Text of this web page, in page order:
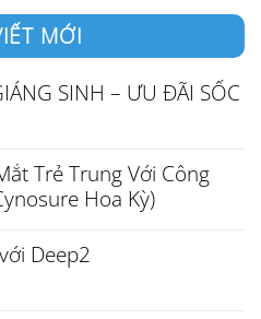
MỚI
SINH – ƯU ĐÃI SỐC
Trẻ Trung Với Công
Hoa Kỳ)
Deep2